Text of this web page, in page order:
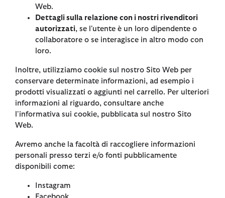
Web.
Dettagli sulla relazione con i nostri rivenditori
autorizzati, se l'utente è un loro dipendente o
collaboratore o se interagisce in altro modo con
loro.
Inoltre, utilizziamo cookie sul nostro Sito Web per
conservare determinate informazioni, ad esempio i
prodotti visualizzati o aggiunti nel carrello. Per ulteriori
informazioni al riguardo, consultare anche
l'informativa sui cookie, pubblicata sul nostro Sito
Web.
Avremo anche la facoltà di raccogliere informazioni
personali presso terzi e/o fonti pubblicamente
disponibili come:
Instagram